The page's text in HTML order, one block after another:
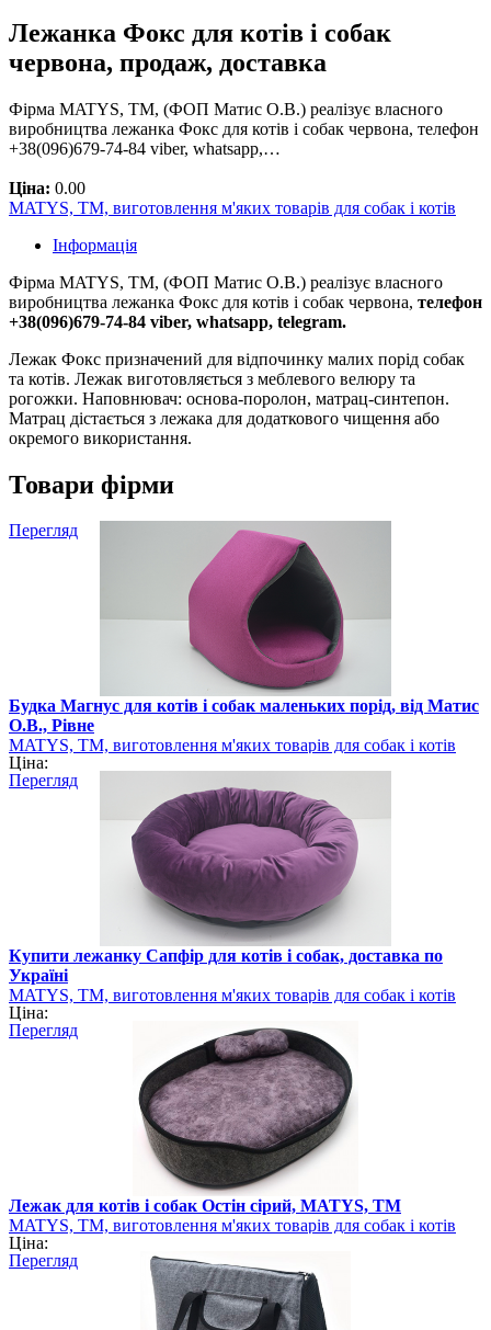
Лежанка Фокс для котів і собак
червона, продаж, доставка
Фірма MATYS, ТМ, (ФОП Матис О.В.) реалізує власного
виробництва лежанка Фокс для котів і собак червона, телефон
+38(096)679-74-84 viber, whatsapp,…
Ціна: 0.00
MATYS, ТМ, виготовлення м'яких товарів для собак і котів
Інформація
Фірма MATYS, ТМ, (ФОП Матис О.В.) реалізує власного
виробництва лежанка Фокс для котів і собак червона, телефон
+38(096)679-74-84 viber, whatsapp, telegram.
Лежак Фокс призначений для відпочинку малих порід собак
та котів. Лежак виготовляється з меблевого велюру та
рогожки. Наповнювач: основа-поролон, матрац-синтепон.
Матрац дістається з лежака для додаткового чищення або
окремого використання.
Товари фірми
Перегляд
Будка Магнус для котів і собак маленьких порід, від Матис
О.В., Рівне
MATYS, ТМ, виготовлення м'яких товарів для собак і котів
Ціна:
Перегляд
Купити лежанку Сапфір для котів і собак, доставка по
Україні
MATYS, ТМ, виготовлення м'яких товарів для собак і котів
Ціна:
Перегляд
Лежак для котів і собак Остін сірий, MATYS, ТМ
MATYS, ТМ, виготовлення м'яких товарів для собак і котів
Ціна:
Перегляд